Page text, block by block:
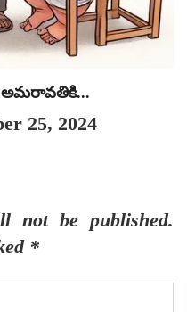
అమరావతికి...
25, 2024
not be published.
*